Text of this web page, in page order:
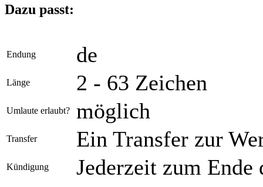
Dazu passt:
Endung de
Länge 2 - 63 Zeichen
Umlaute erlaubt? möglich
Transfer Ein Transfer zur
Kündigung Jederzeit zum